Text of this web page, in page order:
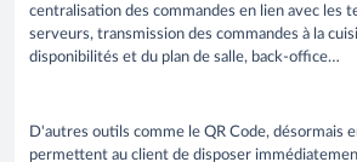
centralisation des commandes en lien avec les
serveurs, transmission des commandes à la
disponibilités et du plan de salle, back-office…
D'autres outils comme le QR Code, désormais
permettent au client de disposer